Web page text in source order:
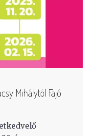
Mihálytól Fajó